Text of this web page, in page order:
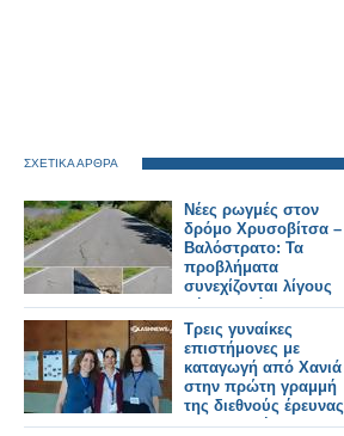
ΣΧΕΤΙΚΑ ΑΡΘΡΑ
Νέες ρωγμές στον
δρόμο Χρυσοβίτσα –
Βαλόστρατο: Τα
προβλήματα
συνεχίζονται λίγους
μήνες μετά την
ασφαλτόστρωση
Τρεις γυναίκες
επιστήμονες με
καταγωγή από Χανιά
στην πρώτη γραμμή
της διεθνούς έρευνας
στη φυσική